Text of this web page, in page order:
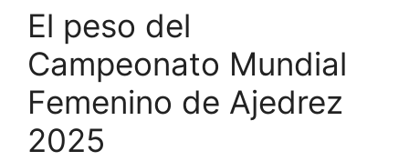
El peso del
Campeonato Mundial
Femenino de Ajedrez
2025